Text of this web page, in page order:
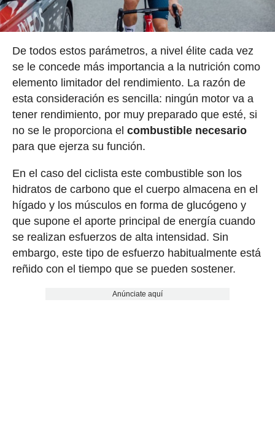
De todos estos parámetros, a nivel élite cada vez
se le concede más importancia a la nutrición como
elemento limitador del rendimiento. La razón de
esta consideración es sencilla: ningún motor va a
tener rendimiento, por muy preparado que esté, si
no se le proporciona el combustible necesario
para que ejerza su función.
En el caso del ciclista este combustible son los
hidratos de carbono que el cuerpo almacena en el
hígado y los músculos en forma de glucógeno y
que supone el aporte principal de energía cuando
se realizan esfuerzos de alta intensidad. Sin
embargo, este tipo de esfuerzo habitualmente está
reñido con el tiempo que se pueden sostener.
Anúnciate aquí